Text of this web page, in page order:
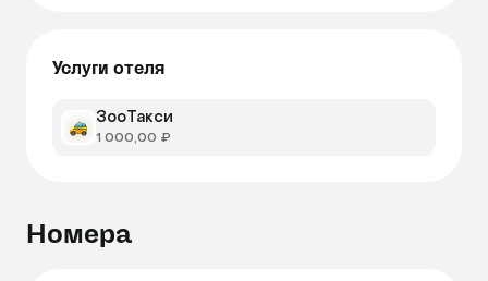
Услуги отеля
ЗооТакси
1 000,00 ₽
Номера